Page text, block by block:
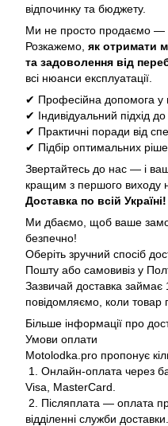
відпочинку та бюджету.
Ми не просто продаємо —
Розкажемо, як отримати
та задоволення від
всі нюанси експлуатації.
✔ Професійна допомога у
✔ Індивідуальний підхід
✔ Практичні поради від
✔ Підбір оптимальних
Звертайтесь до нас — і
кращим з першого виходу
Доставка по всій Україні!
Ми дбаємо, щоб ваше
безпечно!
Оберіть зручний спосіб
Пошту або самовивіз у
Зазвичай доставка займає
повідомляємо, коли товар
Більше інформації про
Умови оплати
Motolodka.pro пропонує
1. Онлайн-оплата через
Visa, MasterCard.
2. Післяплата — оплата
відділенні служби доставки.